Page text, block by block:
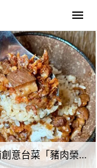
台中市東區台中美食／2023米其林指南創意台菜「豬肉榮小料理」 推薦櫻花蝦滷肉飯、紅酒燴牛肉與岩石煙燻豬心